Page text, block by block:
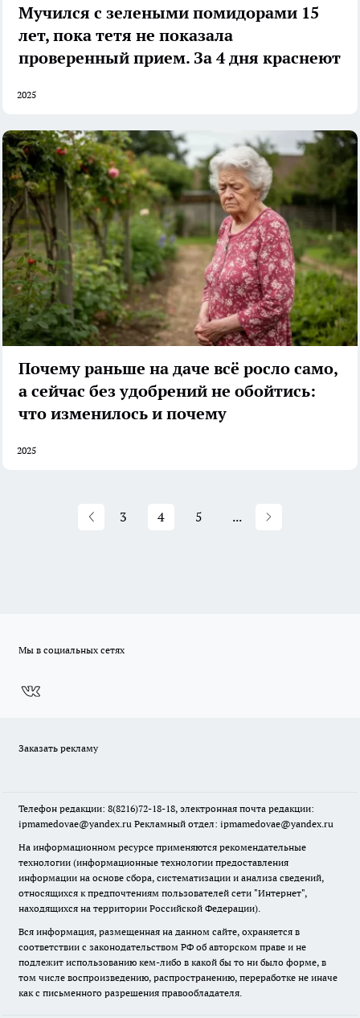
Мучился с зелеными помидорами 15
лет, пока тетя не показала
проверенный прием. За 4 дня краснеют
2025
Почему раньше на даче всё росло само,
а сейчас без удобрений не обойтись:
что изменилось и почему
2025
3 4 5 ...
Мы в социальных сетях
Заказать рекламу
Телефон редакции: 8(8216)72-18-18, электронная почта редакции:
ipmamedovae@yandex.ru Рекламный отдел: ipmamedovae@yandex.ru
На информационном ресурсе применяются рекомендательные
технологии (информационные технологии предоставления
информации на основе сбора, систематизации и анализа сведений,
относящихся к предпочтениям пользователей сети "Интернет",
находящихся на территории Российской Федерации).
Вся информация, размещенная на данном сайте, охраняется в
соответствии с законодательством РФ об авторском праве и не
подлежит использованию кем-либо в какой бы то ни было форме, в
том числе воспроизведению, распространению, переработке не иначе
как с письменного разрешения правообладателя.